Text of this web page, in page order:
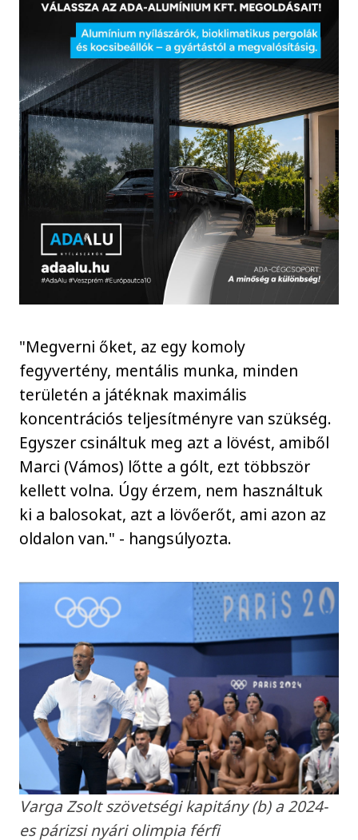
"Megverni őket, az egy komoly
fegyvertény, mentális munka, minden
területén a játéknak maximális
koncentrációs teljesítményre van szükség.
Egyszer csináltuk meg azt a lövést, amiből
Marci (Vámos) lőtte a gólt, ezt többször
kellett volna. Úgy érzem, nem használtuk
ki a balosokat, azt a lövőerőt, ami azon az
oldalon van." - hangsúlyozta.
Varga Zsolt szövetségi kapitány (b) a 2024-
es párizsi nyári olimpia férfi